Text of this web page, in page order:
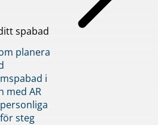
spabad
planera
i
med AR
steg